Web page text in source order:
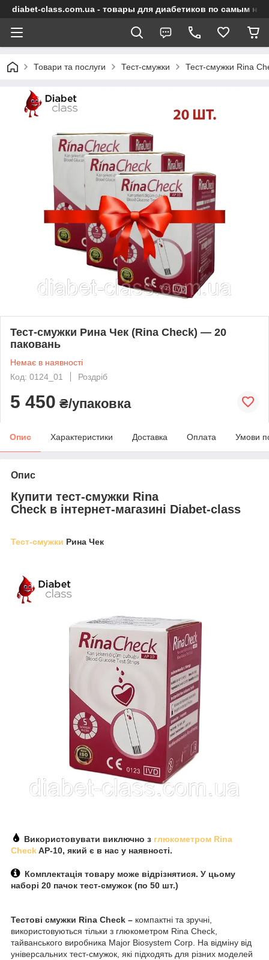
diabet-class.com.ua - товары для диабетиков по самым
Товари та послуги Тест-смужки Тест-смужки Rina
Тест-смужки Рина Чек (Rina Check) — 20
паковань
Немає в наявності
Код: 0124_01
Роздріб
5 450 ₴/упаковка
Опис Характеристики Доставка Оплата Умови
Опис
Купити тест-смужки Rina
Check в інтернет-магазині Diabet-class
Тест-смужки Рина Чек
Використовувати виключно з глюкометром Rina
CheckAP-10, який є в нас у наявності.
Комплектація товару може відрізнятися. У цьому
наборі 20 пачок тест-смужок (по 50 шт.)
Тестові смужки Rina Check – компактні та зручні,
використовуються тільки з глюкометром Rina Check,
тайванського виробника Major Biosystem Corp. На відміну від
універсальних тест-смужок, які підходять для різних моделей